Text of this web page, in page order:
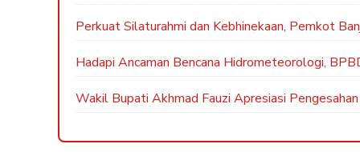
Perkuat Silaturahmi dan Kebhinekaan, Pemkot
Hadapi Ancaman Bencana Hidrometeorologi,
Wakil Bupati Akhmad Fauzi Apresiasi